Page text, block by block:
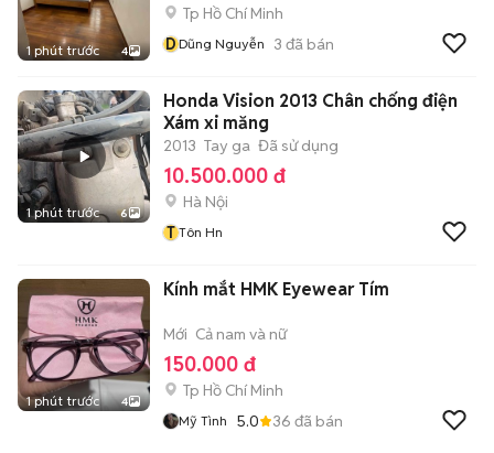
1 phút trước 4
Tp Hồ Chí Minh
DDũng Nguyễn 3 đã bán
1 phút trước 6
Honda Vision 2013 Chân chống điện
Xám xi măng
2013 Tay ga Đã sử dụng
10.500.000 đ
Hà Nội
T Tôn Hn
1 phút trước 4
Kính mắt HMK Eyewear Tím
Mới Cả nam và nữ
150.000 đ
Tp Hồ Chí Minh
Mỹ Tình 5.0 36 đã bán